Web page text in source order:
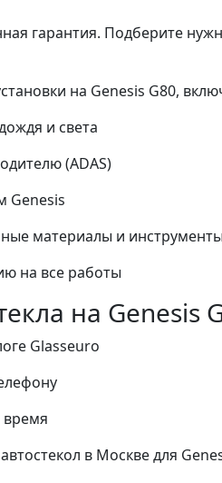
гарантия. Подберите
на Genesis G80,
и света
(ADAS)
Genesis
материалы и инструменты
на все работы
на Genesis
Glasseuro
в Москве для